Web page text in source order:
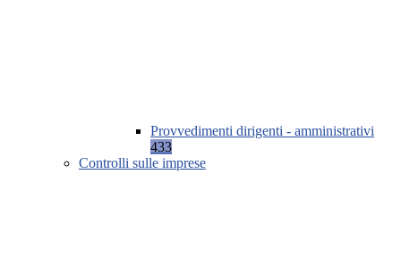
Provvedimenti dirigenti - amministrativi
433
Controlli sulle imprese